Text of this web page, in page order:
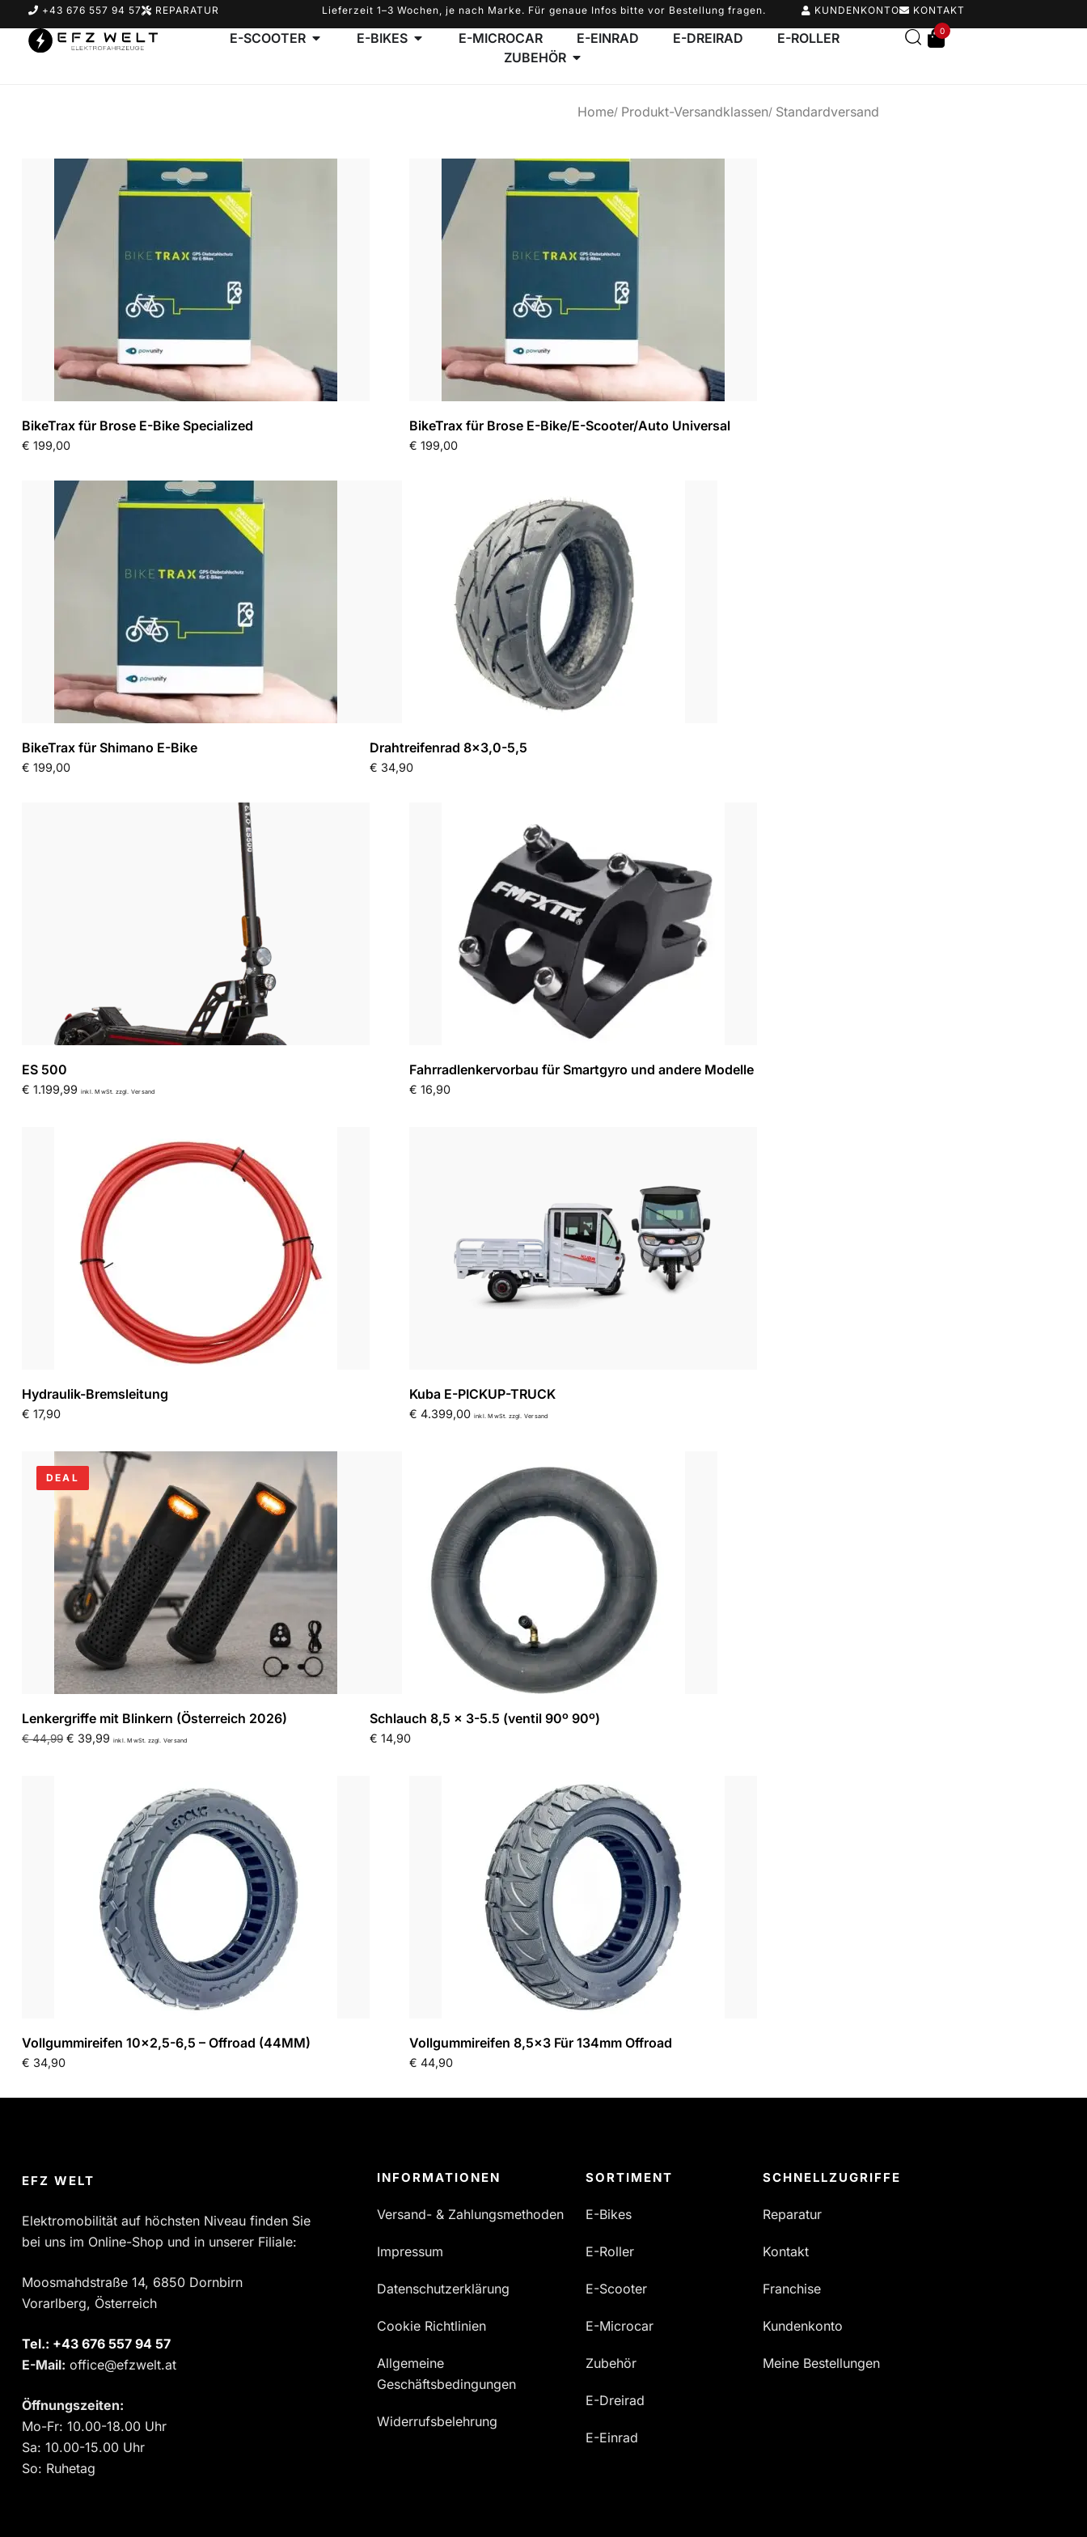
+43 676 557 94 57 REPARATUR Lieferzeit 1–3 Wochen, je nach Marke. Für genaue Infos bitte vor Bestellung fragen. KUNDENKONTO KONTAKT
E-SCOOTER E-BIKES E-MICROCAR E-EINRAD E-DREIRAD
E-ROLLER
ZUBEHÖR
0
Home Produkt-Versandklassen Standardversand
BikeTrax für Brose E-Bike Specialized
€ 199,00
BikeTrax für Brose E-Bike/E-Scooter/Auto Universal
€ 199,00
BikeTrax für Shimano E-Bike
€ 199,00
Drahtreifenrad 8×3,0-5,5
€ 34,90
ES 500
€ 1.199,99 inkl. MwSt. zzgl. Versand
Fahrradlenkervorbau für Smartgyro und andere Modelle
€ 16,90
Hydraulik-Bremsleitung
€ 17,90
Kuba E-PICKUP-TRUCK
€ 4.399,00 inkl. MwSt. zzgl. Versand
DEAL
Lenkergriffe mit Blinkern (Österreich 2026)
€44,99 € 39,99 inkl. MwSt. zzgl. Versand
Schlauch 8,5 x 3-5.5 (ventil 90º 90º)
€ 14,90
Vollgummireifen 10×2,5-6,5 – Offroad (44MM)
€ 34,90
Vollgummireifen 8,5×3 Für 134mm Offroad
€ 44,90
EFZ WELT
Elektromobilität auf höchsten Niveau finden Sie
bei uns im Online-Shop und in unserer Filiale:
Moosmahdstraße 14, 6850 Dornbirn
Vorarlberg, Österreich
Tel.: ‎+43 676 557 94 57
E-Mail: office@efzwelt.at
Öffnungszeiten:
Mo-Fr: 10.00-18.00 Uhr
Sa: 10.00-15.00 Uhr
So: Ruhetag
INFORMATIONEN
Versand- & Zahlungsmethoden
Impressum
Datenschutzerklärung
Cookie Richtlinien
Allgemeine
Geschäftsbedingungen
Widerrufsbelehrung
SORTIMENT
E-Bikes
E-Roller
E-Scooter
E-Microcar
Zubehör
E-Dreirad
E-Einrad
SCHNELLZUGRIFFE
Reparatur
Kontakt
Franchise
Kundenkonto
Meine Bestellungen